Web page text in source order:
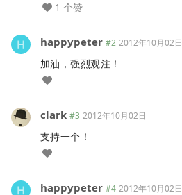
1 个赞
happypeter #2 2012年10月02日
加油，强烈观注！
clark #3 2012年10月02日
支持一个！
happypeter #4 2012年10月02日